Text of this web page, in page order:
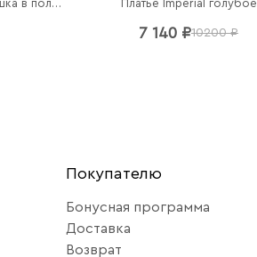
Костюм Vicolo шорты и рубашка в полоску Платье Imperial голубое
7 140 ₽10200 ₽
Покупателю
Бонусная программа
Доставка
Возврат